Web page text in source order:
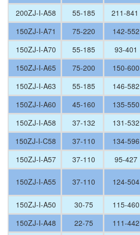
200ZJ-I-A58
55-185 211-841
150ZJ-I-A71
75-220 142-552
150ZJ-I-A70
55-185 93-401
150ZJ-I-A65
75-200 150-600
150ZJ-I-A63
55-185 146-582
150ZJ-I-A60
45-160 135-550
150ZJ-I-A58
37-132 131-532
150ZJ-I-C58
37-110 134-596
150ZJ-I-A57
37-110 95-427
150ZJ-I-A55 37-110 124-504
150ZJ-I-A50 30-75 115-460
150ZJ-I-A48
22-75 111-442